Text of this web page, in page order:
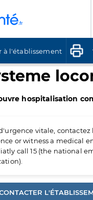
à l'établissement
hospitalisation
vitale, contactez
or witness a medical
call 15 (the national